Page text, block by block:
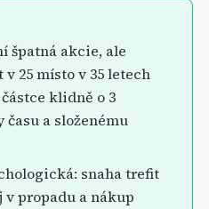
špatná akcie, ale
25 místo v 35 letech
klidně o 3
a složenému
snaha trefit
propadu a nákup